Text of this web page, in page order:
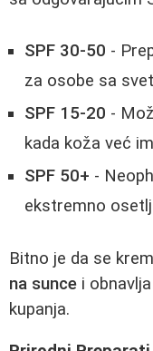
SPF 30-50 -
za osobe sa
SPF 15-20 -
kada koža već
SPF 50+ -
ekstremno
Bitno je da se
na sunce i
kupanja.